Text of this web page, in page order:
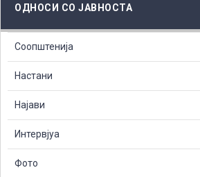
ОДНОСИ СО ЈАВНОСТА
Соопштенија
Настани
Најави
Интервјуа
Фото